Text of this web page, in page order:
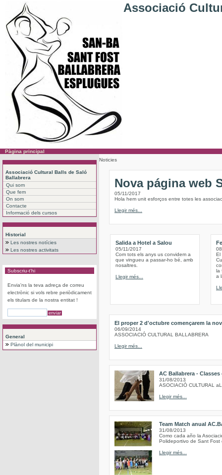
Associació
Pàgina principal
Associació Cultural Balls de Saló
Ballabrera
Qui som
Que fem
On som
Contacte
Informació dels cursos
Historial
Les nostres notícies
Les nostres activitats
Subscriu-t'hi
Envia'ns la teva adreça de correu
electrònic si vols rebre periòdicament
els titulars de la nostra entitat !
General
Plànol del municipi
Noticies
Nova página web
05/11/2017
Hola hem unit esforços entre totes les
Llegir més...
Salida a Hotel a Salou
05/11/2017
Com tots els anys us convidem a
que vingueu a passar-ho bé, amb
nosaltres.
Llegir més...
El
la
a
El proper 2 d'octubre començarem la
06/09/2014
ASSOCIACIÓ CULTURAL BALLABRERA
Llegir més...
AC Ballabrera -
31/08/2013
ASOCIACIÓ CULTURAL
Llegir més...
Team Match anual
31/08/2013
Como cada año la
Polideportivo de Sant Fost
Llegir més...